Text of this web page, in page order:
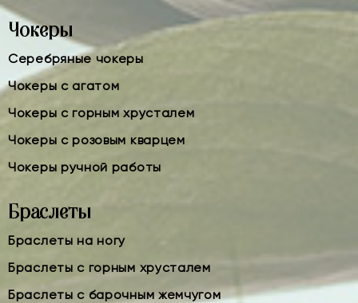
Чокеры
Серебряные чокеры
Чокеры с агатом
Чокеры с горным хрусталем
Чокеры с розовым кварцем
Чокеры ручной работы
Браслеты
Браслеты на ногу
Браслеты с горным хрусталем
Браслеты с барочным жемчугом